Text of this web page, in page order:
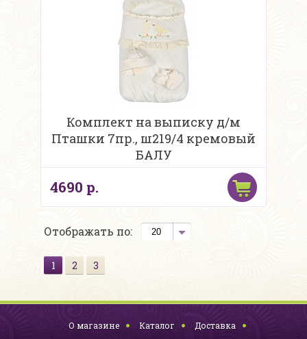
Комплект на выписку д/м
Пташки 7пр., ш219/4 кремовый
БАЛУ
4690 р.
Отображать по:
1 2 3
О магазине Каталог Доставка